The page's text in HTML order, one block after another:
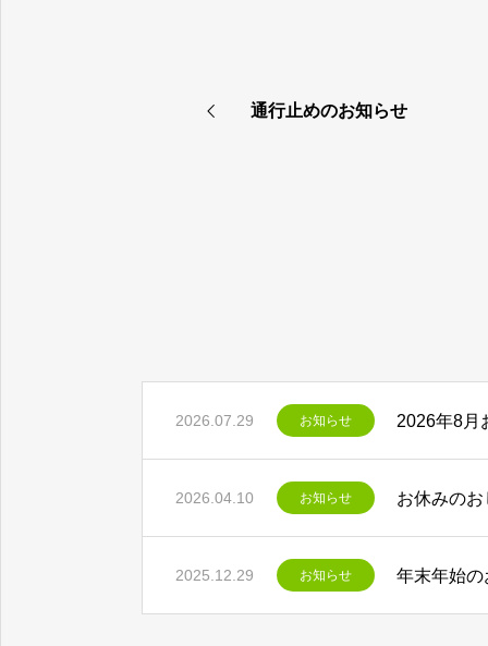
通行止めのお知らせ
2026.07.29 お知らせ 2026年8月
2026.04.10 お知らせ お休みのお
2025.12.29 お知らせ 年末年始の